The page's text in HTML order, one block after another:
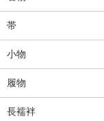
帯
小物
履物
長襦袢